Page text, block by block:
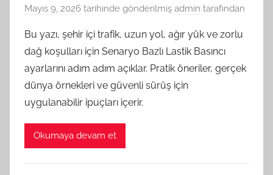
Mayıs 9, 2026 tarihinde gönderilmiş admin tarafından
Bu yazı, şehir içi trafik, uzun yol, ağır yük ve zorlu
dağ koşulları için Senaryo Bazlı Lastik Basıncı
ayarlarını adım adım açıklar. Pratik öneriler, gerçek
dünya örnekleri ve güvenli sürüş için
uygulanabilir ipuçları içerir.
Okumaya devam et